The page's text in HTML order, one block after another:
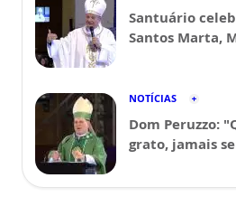
Santuário
Santos Marta,
NOTÍCIAS
Dom Peruzzo:
grato, jamais